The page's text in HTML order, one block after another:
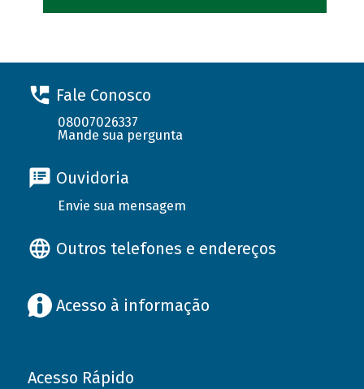
Fale Conosco
08007026337
Mande sua pergunta
Ouvidoria
Envie sua mensagem
Outros telefones e endereços
Acesso à informação
Acesso Rápido